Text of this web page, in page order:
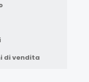
di vendita